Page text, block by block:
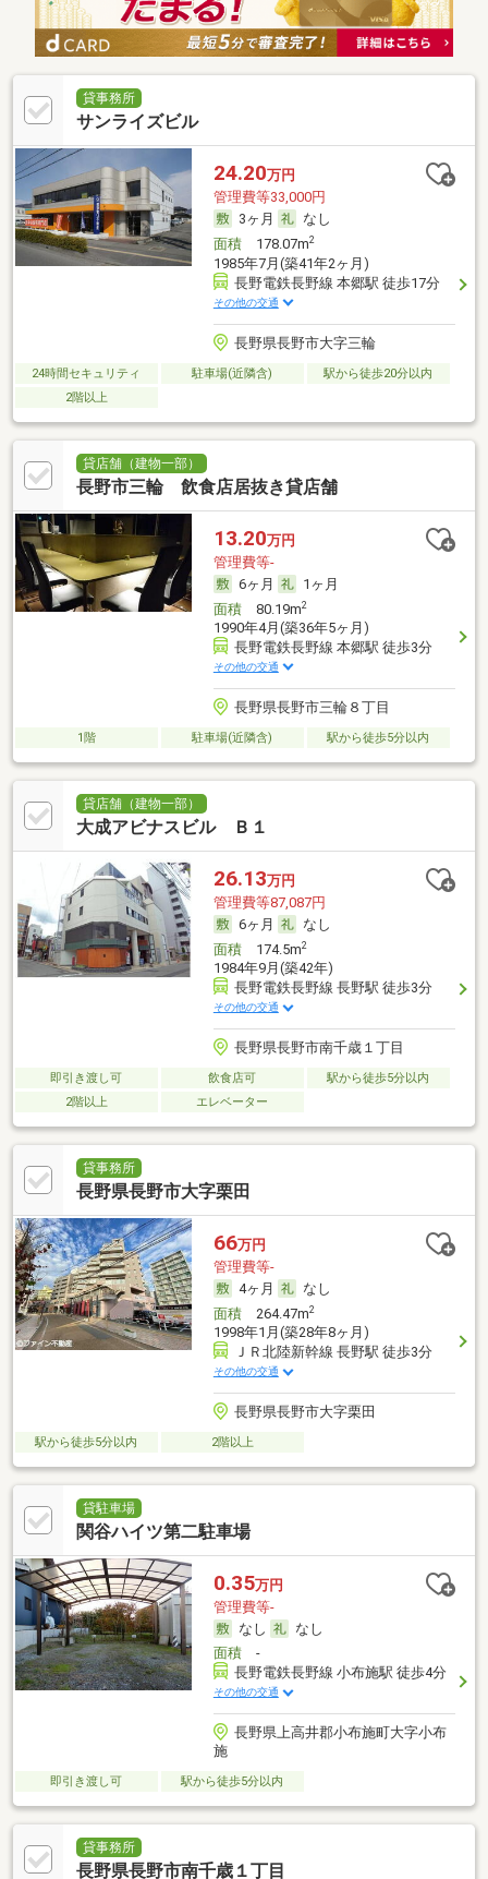
貸事務所
サンライズビル
24.20万円
管理費等33,000円
3ヶ月
なし
面積178.07m2
1985年7月(築41年2ヶ月)
長野電鉄長野線 本郷駅 徒歩17分
その他の交通
長野県長野市大字三輪
24時間セキュリティ 駐車場(近隣含)
駅から徒歩20分以内
2階以上
貸店舗（建物一部）
長野市三輪 飲食店居抜き貸店舗
13.20万円
管理費等-
6ヶ月
1ヶ月
面積80.19m2
1990年4月(築36年5ヶ月)
長野電鉄長野線 本郷駅 徒歩3分
その他の交通
長野県長野市三輪８丁目
1階 駐車場(近隣含) 駅から徒歩5分以内
貸店舗（建物一部）
大成アビナスビル Ｂ１
26.13万円
管理費等87,087円
6ヶ月
なし
面積174.5m2
1984年9月(築42年)
長野電鉄長野線 長野駅 徒歩3分
その他の交通
長野県長野市南千歳１丁目
即引き渡し可 飲食店可
駅から徒歩5分以内
2階以上
エレベーター
貸事務所
長野県長野市大字栗田
66万円
管理費等-
4ヶ月
なし
面積264.47m2
1998年1月(築28年8ヶ月)
ＪＲ北陸新幹線 長野駅 徒歩3分
その他の交通
長野県長野市大字栗田
駅から徒歩5分以内 2階以上
貸駐車場
関谷ハイツ第二駐車場
0.35万円
管理費等-
なし
なし
面積-
長野電鉄長野線 小布施駅 徒歩4分
その他の交通
長野県上高井郡小布施町大字小布
施
即引き渡し可 駅から徒歩5分以内
貸事務所
長野県長野市南千歳１丁目